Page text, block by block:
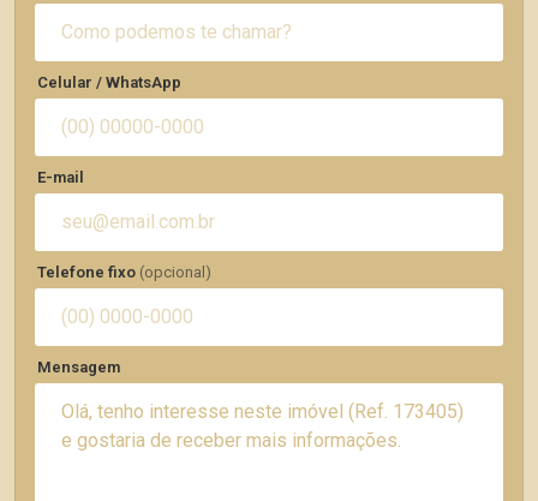
Celular / WhatsApp
E-mail
Telefone fixo (opcional)
Mensagem